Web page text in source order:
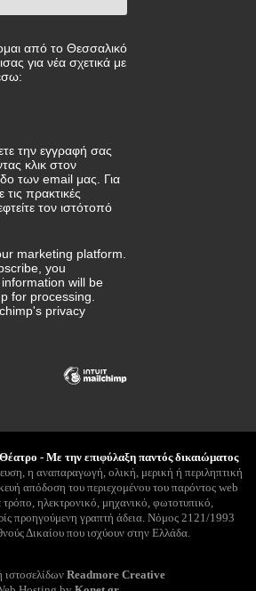
από το Θεσσαλικό
για νέα σχετικά με
την εγγραφή σας
κλικ στον
των email μας. Για
πρακτικές
τον ιστότοπό
marketing platform.
you
will be
for processing.
privacy
- Με την επιφύλαξη παντός δικαιώματος
η αναπαραγωγή, ολική, μερική ή περιληπτική
απόδοση του περιεχομένου του παρόντος web
ηλεκτρονικό, μηχανικό, φωτοτυπικό,
προηγούμενη γραπτή άδεια. Νόμος 2121/1993
Δικαίου που ισχύουν στην Ελλάδα.
Readmore Creative